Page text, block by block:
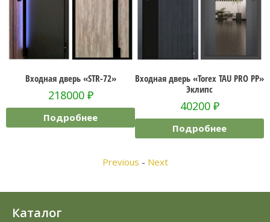
Входная дверь «STR-72»
218000₽
Подробнее
Входная дверь «Torex TAU PRO PP»
Эклипс
40200₽
Подробнее
Previous - Next
Каталог